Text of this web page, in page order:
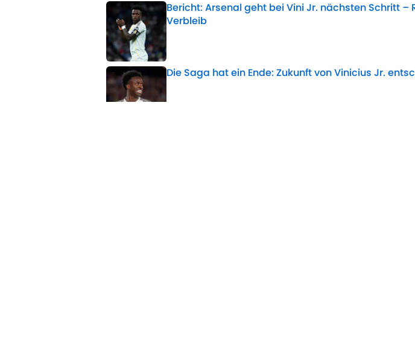
Bericht: Arsenal geht bei Vini Jr. nächsten Schritt –
Verbleib
Published by on Invalid Date
Die Saga hat ein Ende: Zukunft von Vinicius Jr.